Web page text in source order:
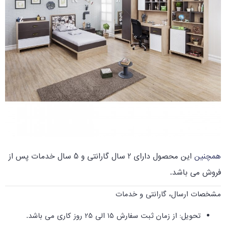
همچنین
این محصول دارای 2 سال گارانتی و 5 سال خدمات پس از
فروش می باشد.
مشخصات ارسال، گارانتی و خدمات
تحویل: از زمان ثبت سفارش 15 الی 25 روز کاری می باشد.